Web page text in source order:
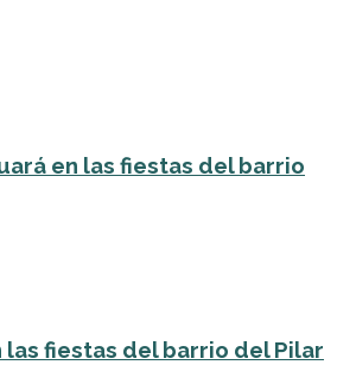
en las fiestas del barrio
las fiestas del barrio del Pilar